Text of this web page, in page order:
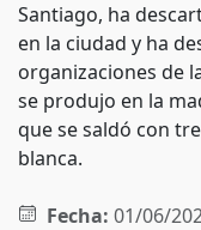
Santiago, ha
en la ciudad y ha
organizaciones de
se produjo en la
que se saldó con
blanca.
Fecha: 01/06/